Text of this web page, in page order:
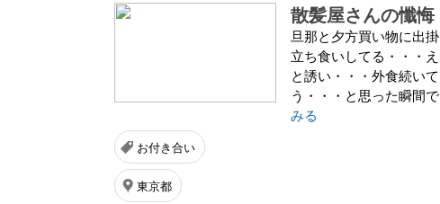
散髪屋さんの懺悔
旦那と夕方買い物に出
立ち食いしてる・・・
と誘い・・・外食続い
う・・・と思った瞬間
みる
お付き合い
東京都